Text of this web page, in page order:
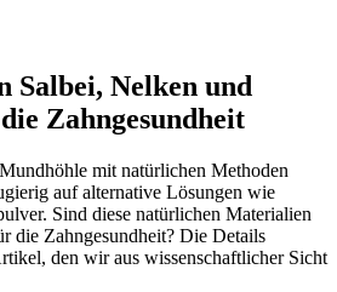
Salbei, Nelken und
Zahngesundheit
mit natürlichen Methoden
auf alternative Lösungen wie
Sind diese natürlichen Materialien
die Zahngesundheit? Die Details
den wir aus wissenschaftlicher Sicht